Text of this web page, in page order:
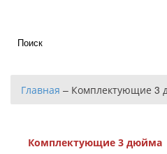
Главная – Комплектующие 3
Комплектующие 3 дюйма